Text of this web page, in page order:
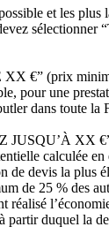
et les plus
sélectionner
€” (prix
pour une
dans toute la
JUSQU’À XX
calculée en
de devis la plus
de 25 % des
réalisé
partir duquel la